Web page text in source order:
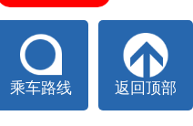
乘车路线 返回顶部